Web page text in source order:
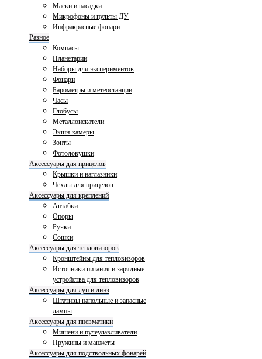
Маски и насадки
Микрофоны и пульты ДУ
Инфракрасные фонари
Разное
Компасы
Планетарии
Наборы для экспериментов
Фонари
Барометры и метеостанции
Часы
Глобусы
Металлоискатели
Экшн-камеры
Зонты
Фотоловушки
Аксессуары для прицелов
Крышки и наглазники
Чехлы для прицелов
Аксессуары для креплений
Антабки
Опоры
Ручки
Сошки
Аксессуары для тепловизоров
Кронштейны для тепловизоров
Источники питания и зарядные
устройства для тепловизоров
Аксессуары для луп и линз
Штативы напольные и запасные
лампы
Аксессуары для пневматики
Мишени и пулеулавливатели
Пружины и манжеты
Аксессуары для подствольных фонарей